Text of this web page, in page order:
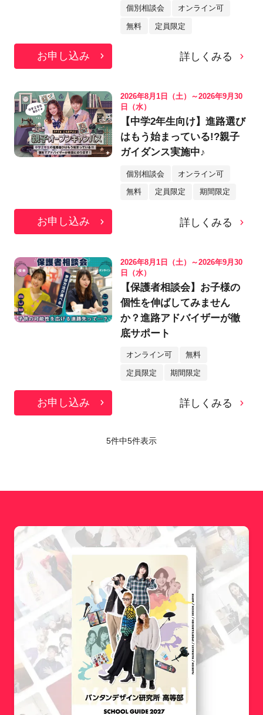
個別相談会 オンライン可
無料 定員限定
お申し込み 詳しくみる
2026年8月1日（土）～2026年9月30
日（水）
【中学2年生向け】進路選び
はもう始まっている!?親子
ガイダンス実施中♪
個別相談会 オンライン可
無料 定員限定 期間限定
お申し込み 詳しくみる
2026年8月1日（土）～2026年9月30
日（水）
【保護者相談会】お子様の
個性を伸ばしてみません
か？進路アドバイザーが徹
底サポート
オンライン可 無料
定員限定 期間限定
お申し込み 詳しくみる
5件中5件表示